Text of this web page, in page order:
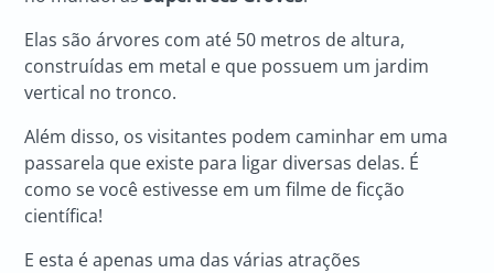
Elas são árvores com até 50 metros de altura,
construídas em metal e que possuem um jardim
vertical no tronco.
Além disso, os visitantes podem caminhar em uma
passarela que existe para ligar diversas delas. É
como se você estivesse em um filme de ficção
científica!
E esta é apenas uma das várias atrações